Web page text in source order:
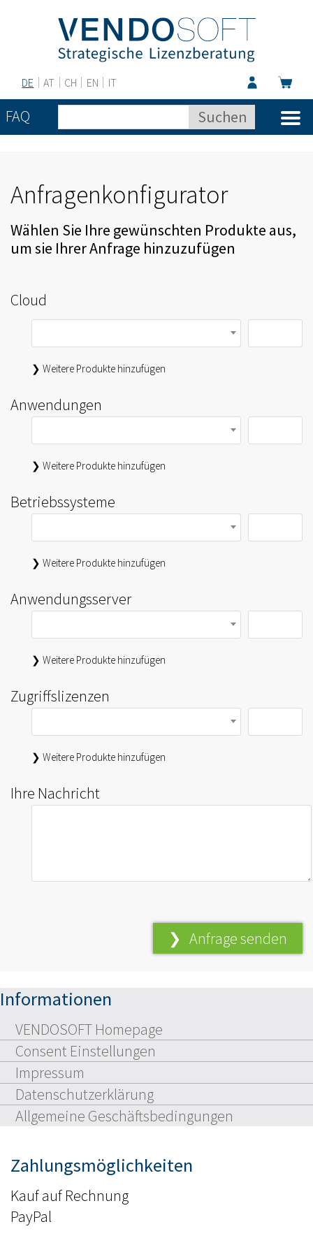
DE AT CH EN IT
FAQ
Anfragenkonfigurator
Wählen Sie Ihre gewünschten Produkte aus,
um sie Ihrer Anfrage hinzuzufügen
Cloud
❯ Weitere Produkte hinzufügen
Anwendungen
❯ Weitere Produkte hinzufügen
Betriebssysteme
❯ Weitere Produkte hinzufügen
Anwendungsserver
❯ Weitere Produkte hinzufügen
Zugriffslizenzen
❯ Weitere Produkte hinzufügen
Ihre Nachricht
Informationen
VENDOSOFT Homepage
Consent Einstellungen
Impressum
Datenschutzerklärung
Allgemeine Geschäftsbedingungen
Zahlungsmöglichkeiten
Kauf auf Rechnung
PayPal